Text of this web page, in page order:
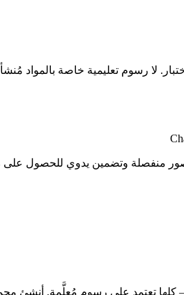
لا رسوم تعليمية خاصة بالمواد
صور منفصلة وتضمين يدوي للحصول
— كلها تعتمد على رسوم مُعلَّمة. أنشئ